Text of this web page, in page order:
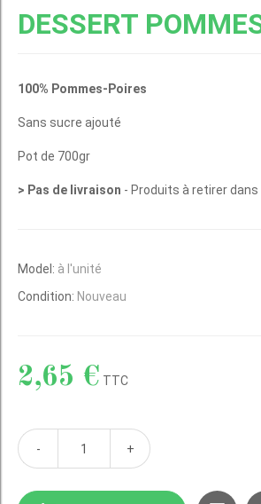
DESSERT
100% Pommes-Poires
Sans sucre ajouté
Pot de 700gr
> Pas de livraison - Produits à retirer
Model: à l'unité
Condition: Nouveau
2,65 € TTC
- +